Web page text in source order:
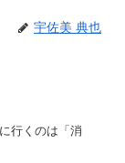
宇佐美 典也
行くのは「消